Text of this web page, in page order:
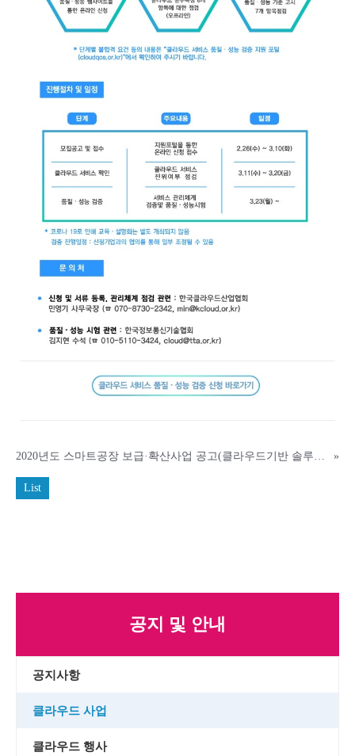
2020년도 스마트공장 보급·확산사업 공고(클라우드기반 솔루션개발사업) »
List
공지 및 안내
공지사항
클라우드 사업
클라우드 행사